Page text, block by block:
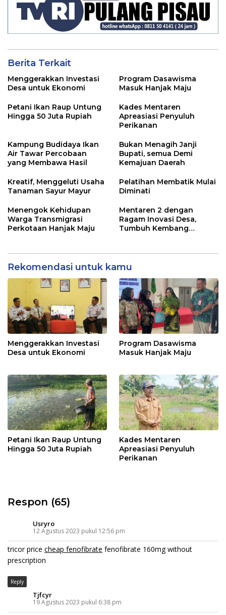
Berita Terkait
Menggerakkan Investasi
Desa untuk Ekonomi
Program Dasawisma
Masuk Hanjak Maju
Petani Ikan Raup Untung
Hingga 50 Juta Rupiah
Kades Mentaren
Apreasiasi Penyuluh
Perikanan
Kampung Budidaya Ikan
Air Tawar Percobaan
yang Membawa Hasil
Bukan Menagih Janji
Bupati, semua Demi
Kemajuan Daerah
Kreatif, Menggeluti Usaha
Tanaman Sayur Mayur
Pelatihan Membatik Mulai
Diminati
Menengok Kehidupan
Warga Transmigrasi
Perkotaan Hanjak Maju
Mentaren 2 dengan
Ragam Inovasi Desa,
Tumbuh Kembang
Rekomendasi untuk kamu
Menggerakkan Investasi
Desa untuk Ekonomi
Program Dasawisma
Masuk Hanjak Maju
Petani Ikan Raup Untung
Hingga 50 Juta Rupiah
Kades Mentaren
Apreasiasi Penyuluh
Perikanan
Respon (65)
Usryro
12 Agustus 2023 pukul 12:56 pm
tricor price cheap fenofibrate fenofibrate 160mg without
prescription
Reply
Tjfcyr
19 Agustus 2023 pukul 6:38 pm